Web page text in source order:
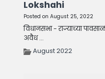
Lokshahi
Posted on August 25, 2022
विधानसभा - राज्याच्या
अवैध ...
August 2022